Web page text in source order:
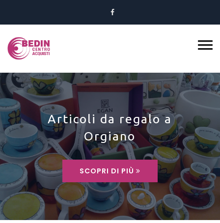
Ferramenta a Vicenza
SCOPRI DI PIÙ